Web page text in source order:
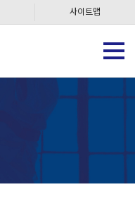
사이트맵